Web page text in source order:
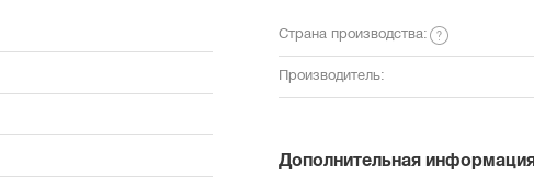
Страна производства:
Производитель:
Дополнительная информация